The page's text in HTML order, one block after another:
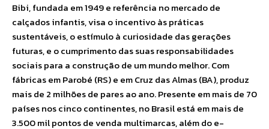
Bibi, fundada em 1949 e referência no mercado de
calçados infantis, visa o incentivo às práticas
sustentáveis, o estímulo à curiosidade das gerações
futuras, e o cumprimento das suas responsabilidades
sociais para a construção de um mundo melhor. Com
fábricas em Parobé (RS) e em Cruz das Almas (BA), produz
mais de 2 milhões de pares ao ano. Presente em mais de 70
países nos cinco continentes, no Brasil está em mais de
3.500 mil pontos de venda multimarcas, além do e-